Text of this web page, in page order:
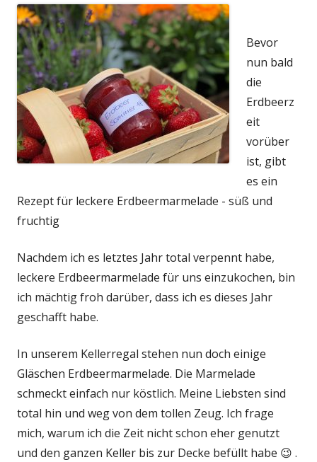
Bevor
nun bald
die
Erdbeerz
eit
vorüber
ist, gibt
es ein
Rezept für leckere Erdbeermarmelade - süß und
fruchtig
Nachdem ich es letztes Jahr total verpennt habe,
leckere Erdbeermarmelade für uns einzukochen, bin
ich mächtig froh darüber, dass ich es dieses Jahr
geschafft habe.
In unserem Kellerregal stehen nun doch einige
Gläschen Erdbeermarmelade. Die Marmelade
schmeckt einfach nur köstlich. Meine Liebsten sind
total hin und weg von dem tollen Zeug. Ich frage
mich, warum ich die Zeit nicht schon eher genutzt
und den ganzen Keller bis zur Decke befüllt habe 😉 .